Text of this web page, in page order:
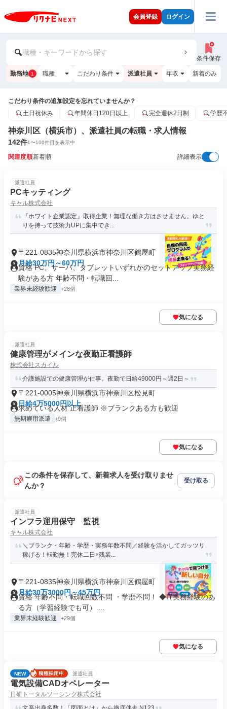
会員登録 ログイン
職種・キーワードから探す
条件保存
勤務地 1 職種 こだわり条件 派遣社員 年収 新着のみ
こだわり条件の追加設定を忘れていませんか？
土日祝休み
年間休日120日以上 完全週休2日制 学歴
神奈川区（横浜市）、派遣社員の転職・求人情報
142件1〜100件目を表示中
関連度順新着順 詳細表示
派遣社員
PCキッティング
キャル株式会社
『ホワイト企業認定』取得企業！無理な働き方はさせません。ゆと
りを持って技術力UPに集中でき...
〒221-0835神奈川県横浜市神奈川区鶴屋町
月給30万円～60万円
資格 PC、サーバ、タブレットいずれかのセットアップ実務経
験がある方 年齢不問・転職回...
業界未経験歓迎 +28個
気になる
派遣社員
健康管理がメインな夜勤正看護師
株式会社スカイル
介護施設での健康管理が仕事。夜勤で日給49000円～週2日～
〒221-0005神奈川県横浜市神奈川区松見町
日給4万5000円以上
求めている人材 正看護師 ※ブランクある方も歓迎
無期雇用派遣 +9個
気になる
この条件を保存して、新着求人を受け取りませ
んか？
受け取る
派遣社員
インフラ運用保守 監視
キャル株式会社
＼ブランク・年齢・学歴・実務年数不問／経験を活かしてガッツリ
稼げる！転勤無！完休二日×残業...
〒221-0835神奈川県横浜市神奈川区鶴屋町
月給30万3000円～45万円
資格 年齢不問・転職回数不問 ・学歴不問！ ◆IT実務経験のあ
る方（学習経験でも可） ...
業界未経験歓迎 +29個
気になる
NEW 派遣社員
電気設備CADオペレーター
日研トータルソーシング株式会社